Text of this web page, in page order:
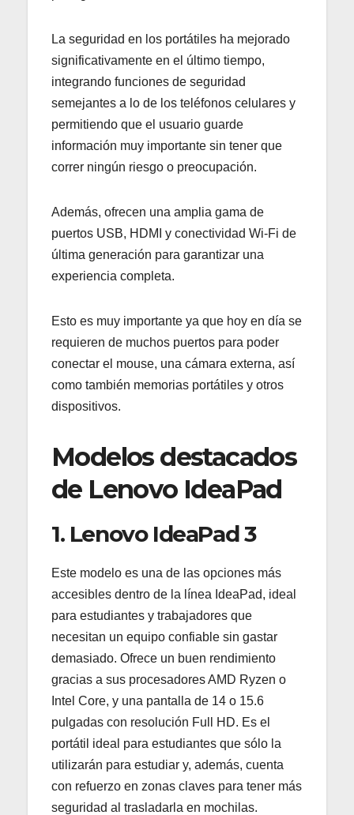
La seguridad en los portátiles ha mejorado
significativamente en el último tiempo,
integrando funciones de seguridad
semejantes a lo de los teléfonos celulares y
permitiendo que el usuario guarde
información muy importante sin tener que
correr ningún riesgo o preocupación.
Además, ofrecen una amplia gama de
puertos USB, HDMI y conectividad Wi-Fi de
última generación para garantizar una
experiencia completa.
Esto es muy importante ya que hoy en día se
requieren de muchos puertos para poder
conectar el mouse, una cámara externa, así
como también memorias portátiles y otros
dispositivos.
Modelos destacados
de Lenovo IdeaPad
1. Lenovo IdeaPad 3
Este modelo es una de las opciones más
accesibles dentro de la línea IdeaPad, ideal
para estudiantes y trabajadores que
necesitan un equipo confiable sin gastar
demasiado. Ofrece un buen rendimiento
gracias a sus procesadores AMD Ryzen o
Intel Core, y una pantalla de 14 o 15.6
pulgadas con resolución Full HD. Es el
portátil ideal para estudiantes que sólo la
utilizarán para estudiar y, además, cuenta
con refuerzo en zonas claves para tener más
seguridad al trasladarla en mochilas.